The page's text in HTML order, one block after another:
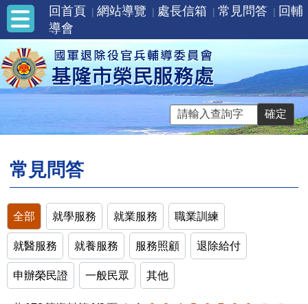
回首頁 網站導覽 處長信箱 常見問答
回輔
導會
常見問答
全部 就學服務 就業服務 職業訓練
就醫服務 就養服務 服務照顧 退除給付
申辦榮民證 一般民眾 其他